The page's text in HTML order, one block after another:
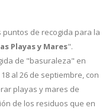
de recogida para la
Playas y Mares".
de "basuraleza" en
al 26 de septiembre, con
playas y mares de
de los residuos que en